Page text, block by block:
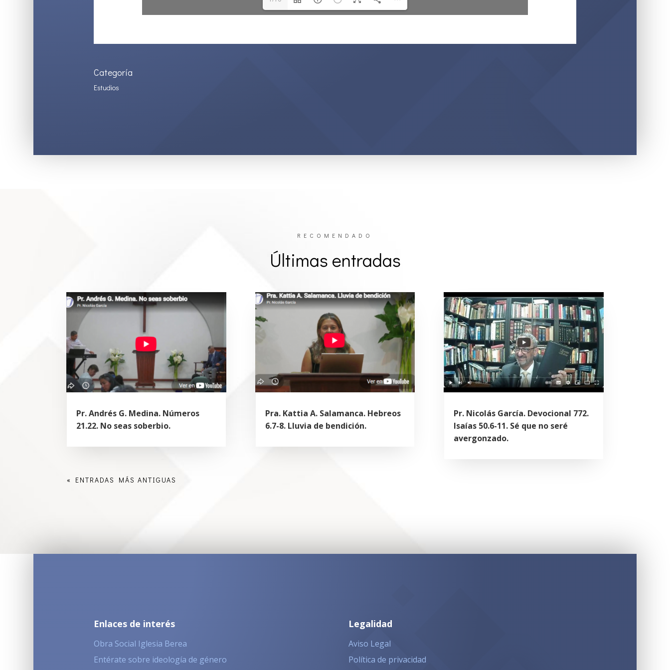
Categoría
Estudios
RECOMENDADO
Últimas entradas
Pr. Andrés G. Medina. Números
21.22. No seas soberbio.
Pra. Kattia A. Salamanca. Hebreos
6.7-8. Lluvia de bendición.
Pr. Nicolás García. Devocional 772.
Isaías 50.6-11. Sé que no seré
avergonzado.
« ENTRADAS MÁS ANTIGUAS
Enlaces de interés
Obra Social Iglesia Berea
Entérate sobre ideología de género
Legalidad
Aviso Legal
Política de privacidad